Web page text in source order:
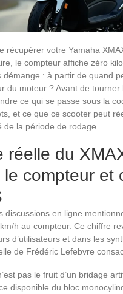
récupérer votre Yamaha
le compteur affiche zéro
démange : à partir de quand
du moteur ? Avant de tourner
ce qui se passe sous la
et ce que ce scooter peut
de la période de rodage.
réelle du
le compteur et
discussions en ligne
h au compteur. Ce chiffre
d’utilisateurs et dans les
de Frédéric Lefebvre
pas le fruit d’un bridage
disponible du bloc